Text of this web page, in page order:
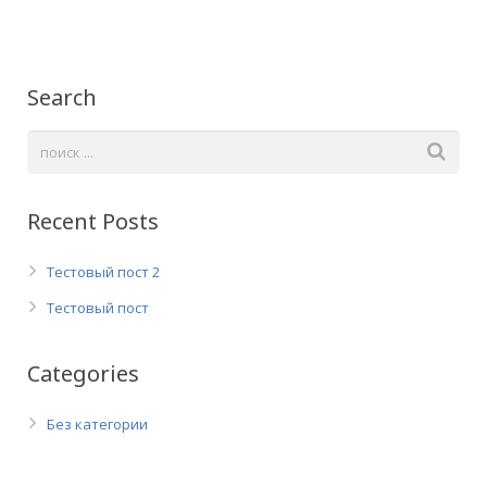
Search
Recent Posts
Тестовый пост 2
Тестовый пост
Categories
Без категории